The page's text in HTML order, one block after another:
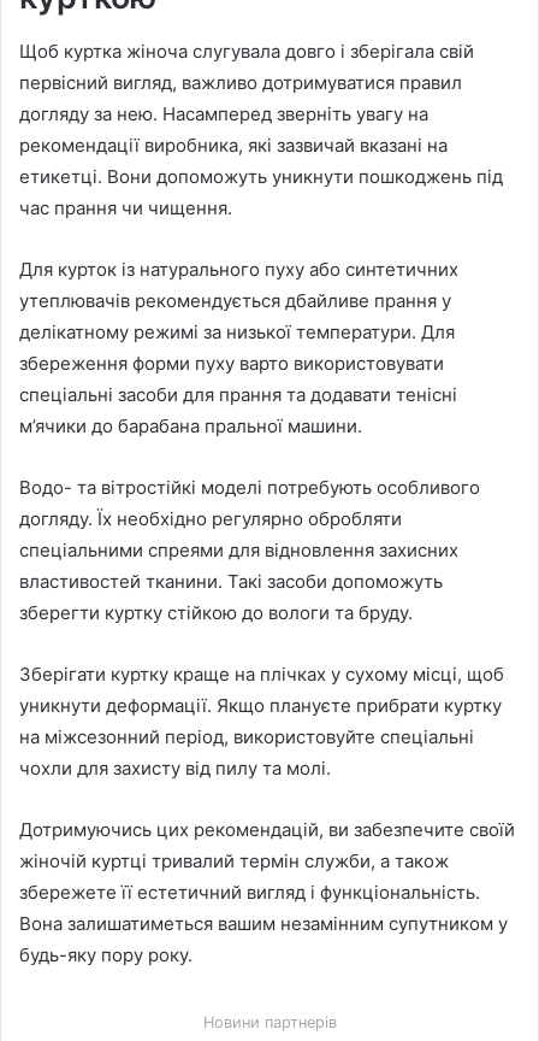
Щоб куртка жіноча слугувала довго і зберігала свій
первісний вигляд, важливо дотримуватися правил
догляду за нею. Насамперед зверніть увагу на
рекомендації виробника, які зазвичай вказані на
етикетці. Вони допоможуть уникнути пошкоджень під
час прання чи чищення.
Для курток із натурального пуху або синтетичних
утеплювачів рекомендується дбайливе прання у
делікатному режимі за низької температури. Для
збереження форми пуху варто використовувати
спеціальні засоби для прання та додавати тенісні
м’ячики до барабана пральної машини.
Водо- та вітростійкі моделі потребують особливого
догляду. Їх необхідно регулярно обробляти
спеціальними спреями для відновлення захисних
властивостей тканини. Такі засоби допоможуть
зберегти куртку стійкою до вологи та бруду.
Зберігати куртку краще на плічках у сухому місці, щоб
уникнути деформації. Якщо плануєте прибрати куртку
на міжсезонний період, використовуйте спеціальні
чохли для захисту від пилу та молі.
Дотримуючись цих рекомендацій, ви забезпечите своїй
жіночій куртці тривалий термін служби, а також
збережете її естетичний вигляд і функціональність.
Вона залишатиметься вашим незамінним супутником у
будь-яку пору року.
Новини партнерів